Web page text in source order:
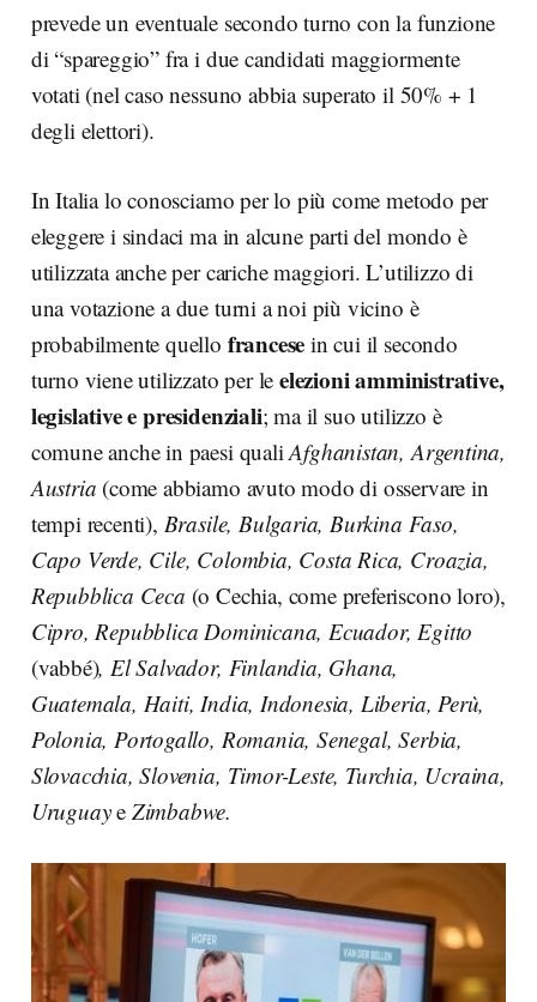
prevede un eventuale secondo turno con la funzione
di “spareggio” fra i due candidati maggiormente
votati (nel caso nessuno abbia superato il 50% + 1
degli elettori).
In Italia lo conosciamo per lo più come metodo per
eleggere i sindaci ma in alcune parti del mondo è
utilizzata anche per cariche maggiori. L’utilizzo di
una votazione a due turni a noi più vicino è
probabilmente quello francesein cui il secondo
turno viene utilizzato per leelezioni amministrative,
legislative e presidenziali; ma il suo utilizzo è
comune anche in paesi qualiAfghanistan, Argentina,
Austria (come abbiamo avuto modo di osservare in
tempi recenti), Brasile, Bulgaria, Burkina Faso,
Capo Verde, Cile, Colombia, Costa Rica, Croazia,
Repubblica Ceca (o Cechia, come preferiscono loro),
Cipro, Repubblica Dominicana, Ecuador, Egitto
(vabbé), El Salvador, Finlandia, Ghana,
Guatemala, Haiti, India, Indonesia, Liberia, Perù,
Polonia, Portogallo, Romania, Senegal, Serbia,
Slovacchia, Slovenia, Timor-Leste, Turchia, Ucraina,
Uruguaye Zimbabwe.